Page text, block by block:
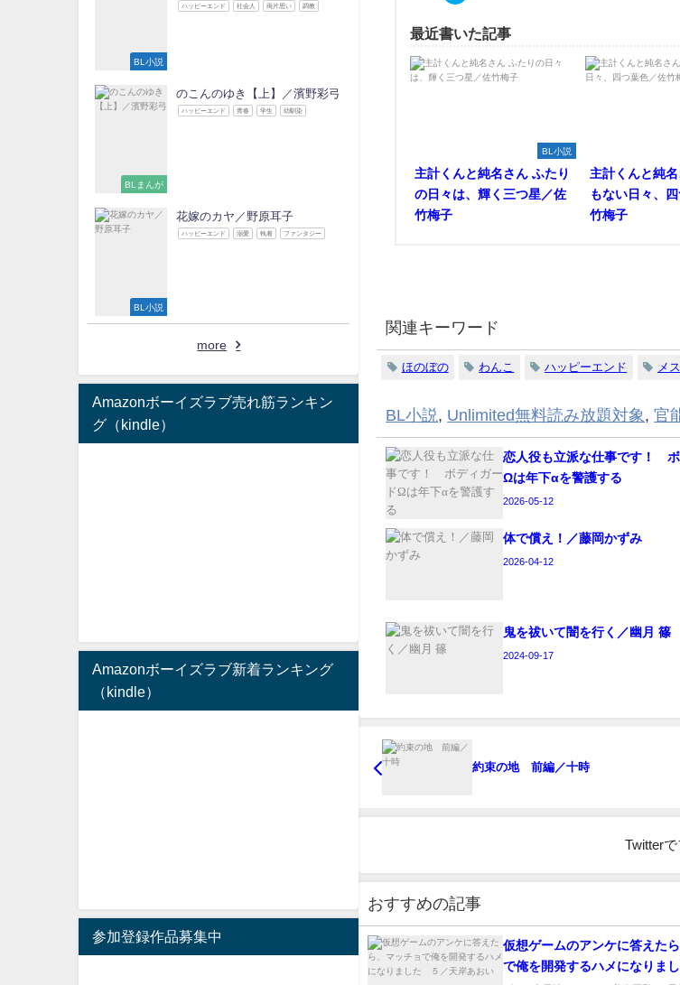
最近書いた記事
BL小説
主計くんと純名さん ふたり
の日々は、輝く三つ星／佐
竹梅子
主計くんと純
もない日々、
竹梅子
関連キーワード
ほのぼの わんこ ハッピーエンド メ
BL小説, Unlimited無料読み放題対象 ,官
恋人役も立派な仕事です！
Ωは年下αを警護する
2026-05-12
体で償え！／藤岡かずみ
2026-04-12
鬼を祓いて闇を行く／幽月 篠
2024-09-17
約束の地 前編／十時
Twitter
おすすめの記事
仮想ゲームのアンケに答えた
で俺を開発するハメになりま
BL小説
ハッピーエンド 社会人 両片思い 調教
BLまんが
のこんのゆき【上】／濱野彩弓
ハッピーエンド 青春 学生 幼馴染
BL小説
花嫁のカヤ／野原耳子
ハッピーエンド 溺愛 執着 ファンタジー
more
Amazonボーイズラブ売れ筋ランキン
グ（kindle）
Amazonボーイズラブ新着ランキング
（kindle）
参加登録作品募集中